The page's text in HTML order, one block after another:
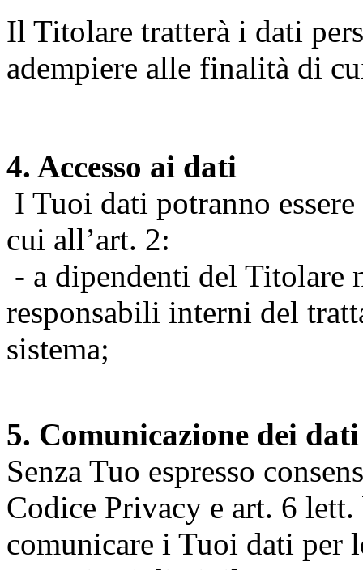
Il Titolare tratterà i dati
adempiere alle finalità di
4. Accesso ai dati
I Tuoi dati potranno
cui all’art. 2:
- a dipendenti del Titolare
responsabili interni del
sistema;
5. Comunicazione dei dati
Senza Tuo espresso
Codice Privacy e art. 6
comunicare i Tuoi dati per